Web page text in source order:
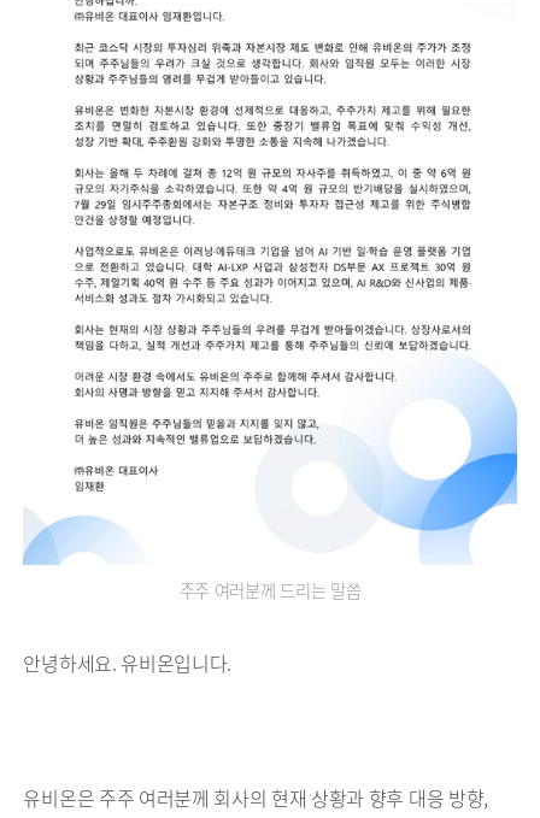
주주 여러분께 드리는 말씀
안녕하세요. 유비온입니다.
유비온은 주주 여러분께 회사의 현재 상황과 향후 대응 방향,